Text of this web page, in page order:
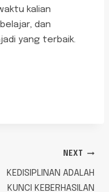
kalian
dan
yang terbaik.
NEXT
KEDISIPLINAN ADALAH
KUNCI KEBERHASILAN